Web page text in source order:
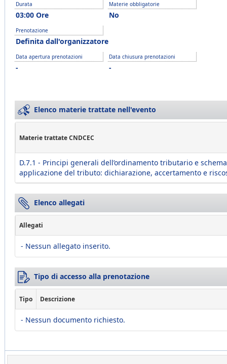
Durata
03:00 Ore
Materie obbligatorie
No
Prenotazione
Definita dall'organizzatore
Data apertura prenotazioni
-
Data chiusura prenotazioni
-
Elenco materie trattate nell'evento
Materie trattate CNDCEC
D.7.1 - Principi generali dell’ordinamento tributario e
applicazione del tributo: dichiarazione, accertamento e
Elenco allegati
Allegati
- Nessun allegato inserito.
Tipo di accesso alla prenotazione
Tipo Descrizione
- Nessun documento richiesto.